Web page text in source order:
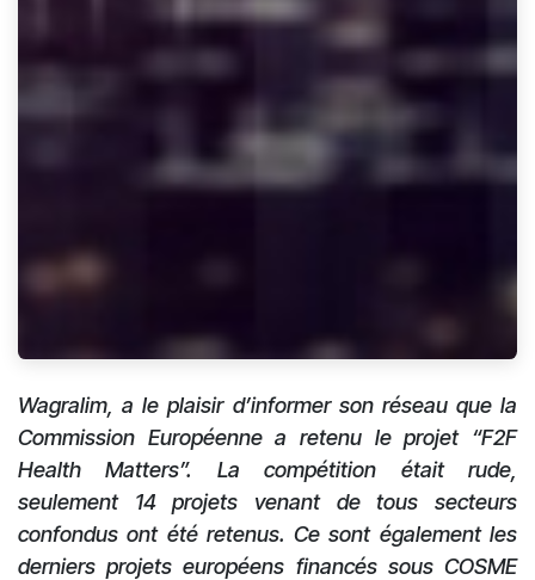
Wagralim, a le plaisir d’informer son réseau que la
Commission Européenne a retenu le projet “F2F
Health Matters”. La compétition était rude,
seulement 14 projets venant de tous secteurs
confondus ont été retenus. Ce sont également les
derniers projets européens financés sous COSME